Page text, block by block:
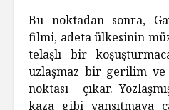
Bu noktadan sonra,
filmi, adeta ülkesinin
telaşlı bir
uzlaşmaz bir gerilim
noktası çıkar.
kaza gibi yansıtmaya